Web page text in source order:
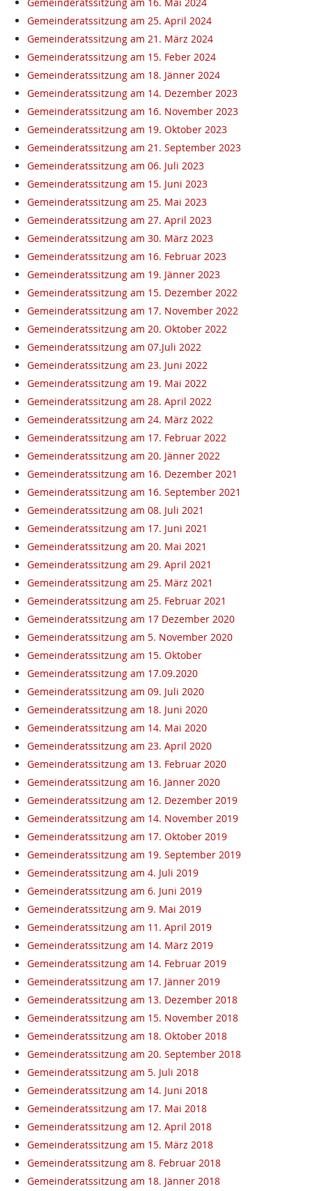
Gemeinderatssitzung am 25. April 2024
Gemeinderatssitzung am 21. März 2024
Gemeinderatssitzung am 15. Feber 2024
Gemeinderatssitzung am 18. Jänner 2024
Gemeinderatssitzung am 14. Dezember 2023
Gemeinderatssitzung am 16. November 2023
Gemeinderatssitzung am 19. Oktober 2023
Gemeinderatssitzung am 21. September 2023
Gemeinderatssitzung am 06. Juli 2023
Gemeinderatssitzung am 15. Juni 2023
Gemeinderatssitzung am 25. Mai 2023
Gemeinderatssitzung am 27. April 2023
Gemeinderatssitzung am 30. März 2023
Gemeinderatssitzung am 16. Februar 2023
Gemeinderatssitzung am 19. Jänner 2023
Gemeinderatssitzung am 15. Dezember 2022
Gemeinderatssitzung am 17. November 2022
Gemeinderatssitzung am 20. Oktober 2022
Gemeinderatssitzung am 07.Juli 2022
Gemeinderatssitzung am 23. Juni 2022
Gemeinderatssitzung am 19. Mai 2022
Gemeinderatssitzung am 28. April 2022
Gemeinderatssitzung am 24. März 2022
Gemeinderatssitzung am 17. Februar 2022
Gemeinderatssitzung am 20. Jänner 2022
Gemeinderatssitzung am 16. Dezember 2021
Gemeinderatssitzung am 16. September 2021
Gemeinderatssitzung am 08. Juli 2021
Gemeinderatssitzung am 17. Juni 2021
Gemeinderatssitzung am 20. Mai 2021
Gemeinderatssitzung am 29. April 2021
Gemeinderatssitzung am 25. März 2021
Gemeinderatssitzung am 25. Februar 2021
Gemeinderatssitzung am 17 Dezember 2020
Gemeinderatssitzung am 5. November 2020
Gemeinderatssitzung am 15. Oktober
Gemeinderatssitzung am 17.09.2020
Gemeinderatssitzung am 09. Juli 2020
Gemeinderatssitzung am 18. Juni 2020
Gemeinderatssitzung am 14. Mai 2020
Gemeinderatssitzung am 23. April 2020
Gemeinderatssitzung am 13. Februar 2020
Gemeinderatssitzung am 16. Jänner 2020
Gemeinderatssitzung am 12. Dezember 2019
Gemeinderatssitzung am 14. November 2019
Gemeinderatssitzung am 17. Oktober 2019
Gemeinderatssitzung am 19. September 2019
Gemeinderatssitzung am 4. Juli 2019
Gemeinderatssitzung am 6. Juni 2019
Gemeinderatssitzung am 9. Mai 2019
Gemeinderatssitzung am 11. April 2019
Gemeinderatssitzung am 14. März 2019
Gemeinderatssitzung am 14. Februar 2019
Gemeinderatssitzung am 17. Jänner 2019
Gemeinderatssitzung am 13. Dezember 2018
Gemeinderatssitzung am 15. November 2018
Gemeinderatssitzung am 18. Oktober 2018
Gemeinderatssitzung am 20. September 2018
Gemeinderatssitzung am 5. Juli 2018
Gemeinderatssitzung am 14. Juni 2018
Gemeinderatssitzung am 17. Mai 2018
Gemeinderatssitzung am 12. April 2018
Gemeinderatssitzung am 15. März 2018
Gemeinderatssitzung am 8. Februar 2018
Gemeinderatssitzung am 18. Jänner 2018